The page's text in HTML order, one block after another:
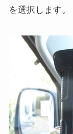
を選択します。